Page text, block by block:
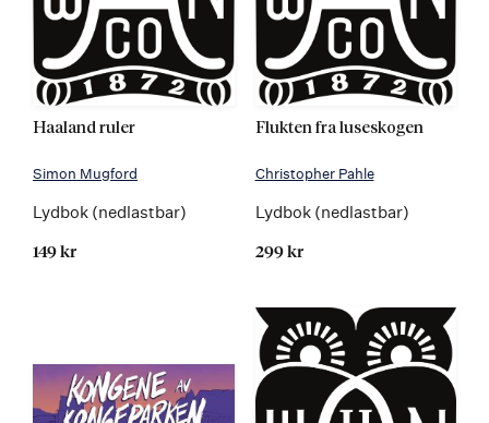
Haaland ruler
Simon Mugford
Lydbok (nedlastbar)
149 kr
Flukten fra luseskogen
Christopher Pahle
Lydbok (nedlastbar)
299 kr